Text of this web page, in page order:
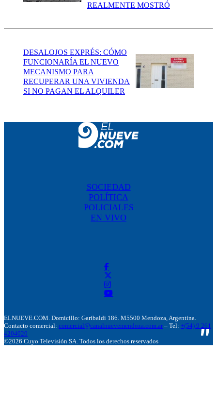
REALMENTE MOSTRÓ
DESALOJOS EXPRÉS: CÓMO
FUNCIONARÍA EL NUEVO
MECANISMO PARA
RECUPERAR UNA VIVIENDA
SI NO PAGAN EL ALQUILER
SOCIEDAD
POLÍTICA
POLICIALES
EN VIVO
ELNUEVE.COM. Domicillo: Garibaldi 186. M5500 Mendoza, Argentina.
Contacto comercial: comercial@canalnuevemendoza.com.ar – Tel: +(54) 9 261
4204020
©2026 Cuyo Televisión SA. Todos los derechos reservados